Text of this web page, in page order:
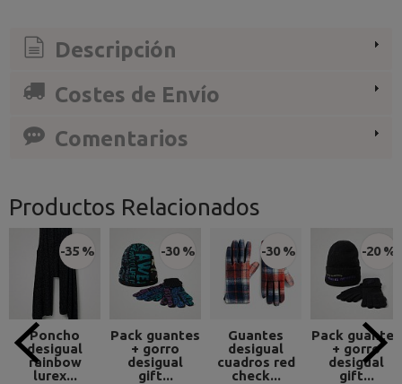
Descripción
Costes de Envío
Comentarios
Productos Relacionados
-35 %
Poncho
desigual
rainbow
lurex...
-30 %
Pack guantes
+ gorro
desigual
gift...
-30 %
Guantes
desigual
cuadros red
check...
-20 %
Pack guantes
+ gorro
desigual
gift...